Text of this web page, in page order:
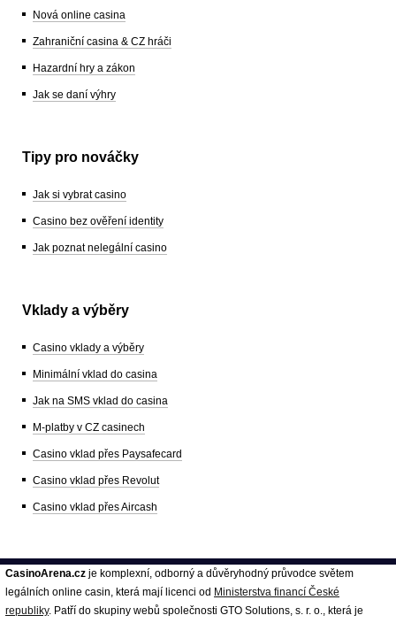
Nová online casina
Zahraniční casina & CZ hráči
Hazardní hry a zákon
Jak se daní výhry
Tipy pro nováčky
Jak si vybrat casino
Casino bez ověření identity
Jak poznat nelegální casino
Vklady a výběry
Casino vklady a výběry
Minimální vklad do casina
Jak na SMS vklad do casina
M-platby v CZ casinech
Casino vklad přes Paysafecard
Casino vklad přes Revolut
Casino vklad přes Aircash
CasinoArena.cz je komplexní, odborný a důvěryhodný průvodce světem
legálních online casin, která mají licenci od Ministerstva financí České
republiky. Patří do skupiny webů společnosti GTO Solutions, s. r. o., která je